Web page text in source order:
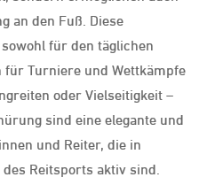
an den Fuß. Diese
für den täglichen
für Turniere und Wettkämpfe
oder Vielseitigkeit –
sind eine elegante und
und Reiter, die in
Reitsports aktiv sind.